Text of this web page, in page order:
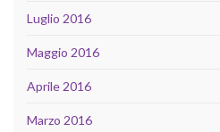
Luglio 2016
Maggio 2016
Aprile 2016
Marzo 2016